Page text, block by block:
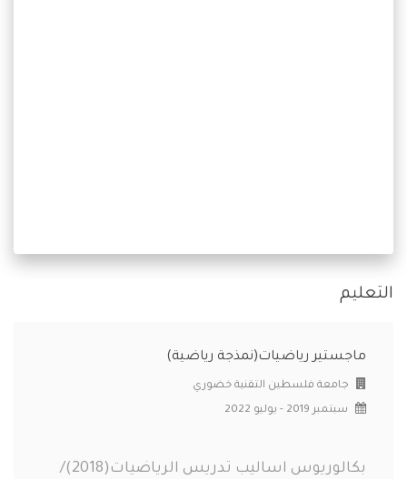
التعليم
ماجستير رياضيات(نمذجة رياضية)
جامعة فلسطين التقنية خضوري
سبتمبر 2019 - يوليو 2022
بكالوريوس اساليب تدريس الرياضيات(2018)/